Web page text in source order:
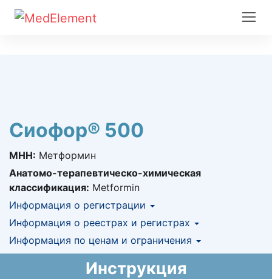
Сиофор® 500
МНН: Метформин
Анатомо-терапевтическо-химическая
классификация: Metformin
Информация о регистрации
Номер регистрации в РК:№ РК-ЛС-5№005158
Информация о регистрации в РК:08.02.2017 -
08.02.2022
Информация о реестрах и регистрах
КНФ (ЛС включено в Казахстанский
национальный формуляр лекарственных
Информация по ценам и ограничения
Инструкция